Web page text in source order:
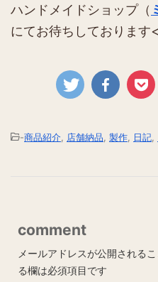
ハンドメイドショップ（
にてお待ちしております
-商品紹介, 店舗納品, 製作, 日記,
comment
メールアドレスが公開されるこ
る欄は必須項目です